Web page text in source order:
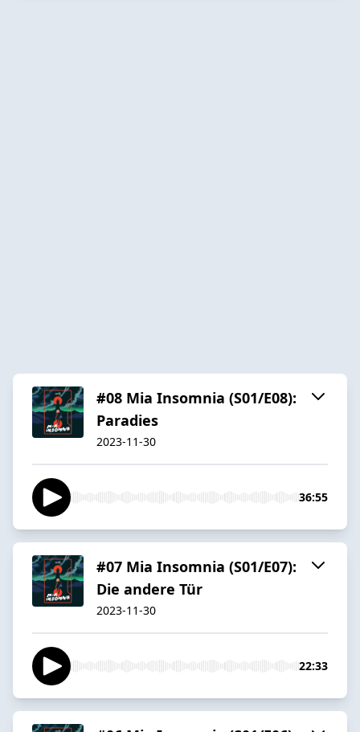
#08 Mia Insomnia (S01/E08):
Paradies
2023-11-30
36:55
#07 Mia Insomnia (S01/E07):
Die andere Tür
2023-11-30
22:33